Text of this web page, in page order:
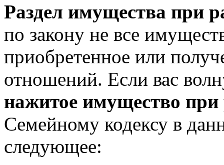
Раздел имущества при
по закону не все
приобретенное или
отношений. Если вас
нажитое имущество при
Семейному кодексу в
следующее: